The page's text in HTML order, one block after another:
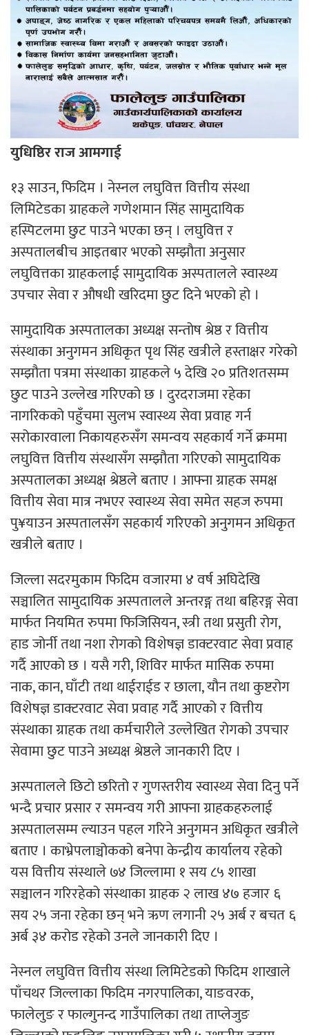
युधिष्ठिर राज आमगाई
१३ साउन, फिदिम । नेस्नल लघुवित्त वित्तीय संस्था
लिमिटेडका ग्राहकले गणेशमान सिंह सामुदायिक
हस्पिटलमा छुट पाउने भएका छन् । लघुवित्त र
अस्पतालबीच आइतबार भएको सम्झौता अनुसार
लघुवित्तका ग्राहकलाई सामुदायिक अस्पतालले स्वास्थ्य
उपचार सेवा र औषधी खरिदमा छुट दिने भएको हो ।
सामुदायिक अस्पतालका अध्यक्ष सन्तोष श्रेष्ठ र वित्तीय
संस्थाका अनुगमन अधिकृत पृथ सिंह खत्रीले हस्ताक्षर गरेको
सम्झौता पत्रमा संस्थाका ग्राहकले ५ देखि २० प्रतिशतसम्म
छुट पाउने उल्लेख गरिएको छ । दुरदराजमा रहेका
नागरिकको पहुँचमा सुलभ स्वास्थ्य सेवा प्रवाह गर्न
सरोकारवाला निकायहरुसँग समन्वय सहकार्य गर्ने क्रममा
लघुवित्त वित्तीय संस्थासँग सम्झौता गरिएको सामुदायिक
अस्पतालका अध्यक्ष श्रेष्ठले बताए । आफ्ना ग्राहक समक्ष
वित्तीय सेवा मात्र नभएर स्वास्थ्य सेवा समेत सहज रुपमा
पु¥याउन अस्पतालसँग सहकार्य गरिएको अनुगमन अधिकृत
खत्रीले बताए ।
जिल्ला सदरमुकाम फिदिम वजारमा ४ वर्ष अघिदेखि
सञ्चालित सामुदायिक अस्पतालले अन्तरङ्ग तथा बहिरङ्ग सेवा
मार्फत नियमित रुपमा फिजिसियन, स्त्री तथा प्रसुती रोग,
हाड जोर्नी तथा नशा रोगको विशेषज्ञ डाक्टरवाट सेवा प्रवाह
गर्दै आएको छ । यसै गरी, शिविर मार्फत मासिक रुपमा
नाक, कान, घाँटी तथा थाईराईड र छाला, यौन तथा कुष्टरोग
विशेषज्ञ डाक्टरवाट सेवा प्रवाह गर्दै आएको र वित्तीय
संस्थाका ग्राहक तथा कर्मचारीले उल्लेखित रोगको उपचार
सेवामा छुट पाउने अध्यक्ष श्रेष्ठले जानकारी दिए ।
अस्पतालले छिटो छरितो र गुणस्तरीय स्वास्थ्य सेवा दिनु पर्ने
भन्दै प्रचार प्रसार र समन्वय गरी आफ्ना ग्राहकहरुलाई
अस्पतालसम्म ल्याउन पहल गरिने अनुगमन अधिकृत खत्रीले
बताए । काभ्रेपलाञ्चोकको बनेपा केन्द्रीय कार्यालय रहेको
यस वित्तीय संस्थाले ७४ जिल्लामा १ सय ८५ शाखा
सञ्चालन गरिरहेको संस्थाका ग्राहक २ लाख ४७ हजार ६
सय २५ जना रहेका छन् भने ऋण लगानी २५ अर्ब र बचत ६
अर्ब ३४ करोड रहेको उनले जानकारी दिए ।
नेस्नल लघुवित्त वित्तीय संस्था लिमिटेडको फिदिम शाखाले
पाँचथर जिल्लाका फिदिम नगरपालिका, याङवरक,
फालेलुङ र फाल्गुनन्द गाउँपालिका तथा ताप्लेजुङ